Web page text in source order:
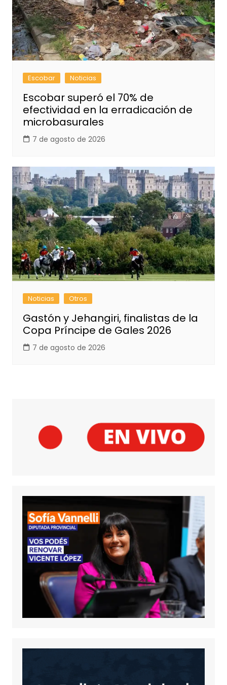
Escobar Noticias
Escobar superó el 70% de
efectividad en la erradicación de
microbasurales
7 de agosto de 2026
Noticias Otros
Gastón y Jehangiri, finalistas de la
Copa Príncipe de Gales 2026
7 de agosto de 2026